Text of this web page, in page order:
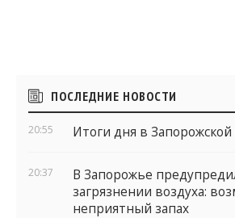
Боковые
виджеты
ПОСЛЕДНИЕ НОВОСТИ
20:55 Итоги дня в Запорожской
20:37
В Запорожье
загрязнении воздуха:
неприятный запах